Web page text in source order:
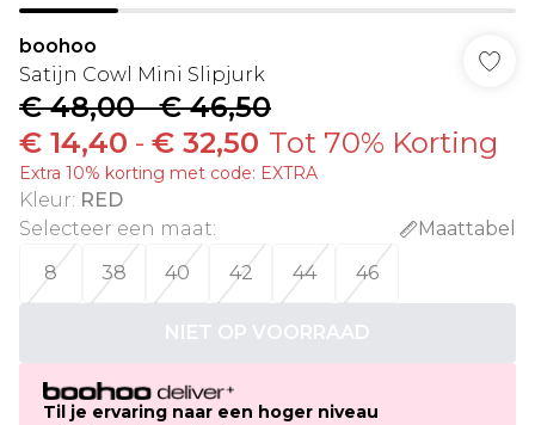
boohoo
Satijn Cowl Mini Slipjurk
€ 48,00-€ 46,50
€ 14,40 - € 32,50 Tot 70% Korting
Extra 10% korting met code: EXTRA
Kleur: RED
Selecteer een maat:
Maattabel
8
38 40 42 44 46
NIET OP VOORRAAD
Til je ervaring naar een hoger niveau